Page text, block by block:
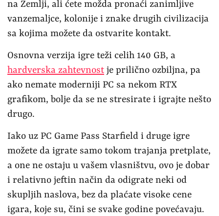
na Zemlji, ali ćete možda pronaći zanimljive
vanzemaljce, kolonije i znake drugih civilizacija
sa kojima možete da ostvarite kontakt.
Osnovna verzija igre teži celih 140 GB, a
hardverska zahtevnost je prilično ozbiljna, pa
ako nemate moderniji PC sa nekom RTX
grafikom, bolje da se ne stresirate i igrajte nešto
drugo.
Iako uz PC Game Pass Starfield i druge igre
možete da igrate samo tokom trajanja pretplate,
a one ne ostaju u vašem vlasništvu, ovo je dobar
i relativno jeftin način da odigrate neki od
skupljih naslova, bez da plaćate visoke cene
igara, koje su, čini se svake godine povećavaju.